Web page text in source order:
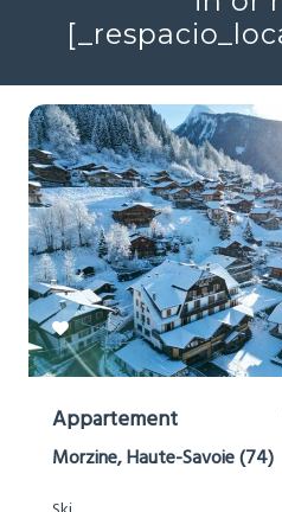
Appartement
Morzine, Haute-Savoie (74)
Ski